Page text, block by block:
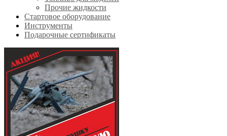
Прочие жидкости
Стартовое оборудование
Инструменты
Подарочные сертификаты